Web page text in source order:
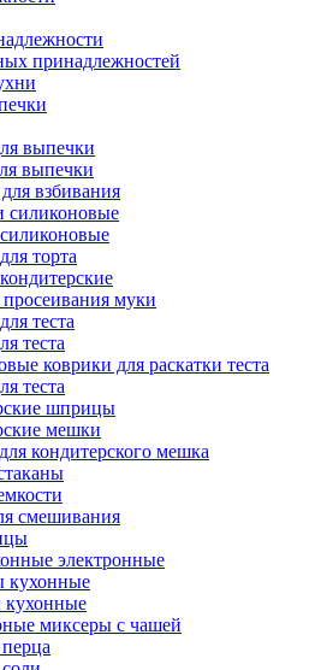
принадлежностей
выпечки
выпечки
взбивания
силиконовые
торта
муки
теста
теста
коврики для раскатки теста
теста
шприцы
мешки
кондитерского мешка
смешивания
электронные
кухонные
миксеры с чашей